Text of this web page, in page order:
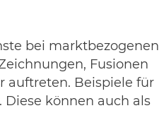
bei marktbezogenen
Fusionen
auftreten. Beispiele für
Diese können auch als